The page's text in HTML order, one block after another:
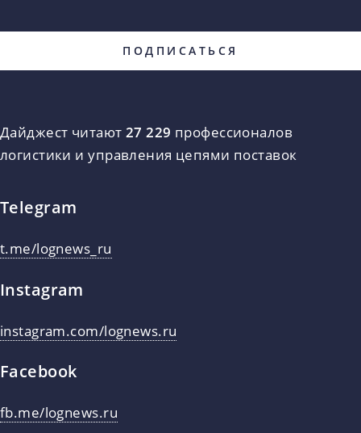
Дайджест читают 27 229 профессионалов
логистики и управления цепями поставок
Telegram
t.me/lognews_ru
Instagram
instagram.com/lognews.ru
Facebook
fb.me/lognews.ru